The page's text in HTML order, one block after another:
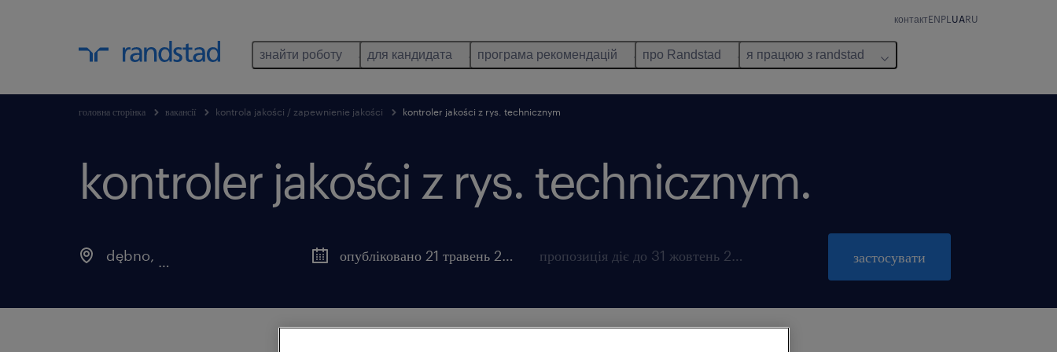
контактENPL UARU
знайти роботу для кандидата програма рекомендацій про Randstad я працюю з randstad
головна сторінка вакансії kontrola jakości / zapewnienie jakości kontroler jakości z rys. technicznym
kontroler jakości z rys. technicznym.
dębno, опубліковано 21 травень 2026 пропозиція діє до 31 жовтень 2026 застосувати